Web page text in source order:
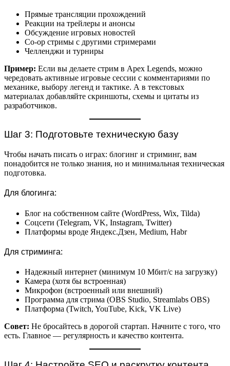
Прямые трансляции прохождений
Реакции на трейлеры и анонсы
Обсуждение игровых новостей
Co-op стримы с другими стримерами
Челленджи и турниры
Пример: Если вы делаете стрим в Apex Legends, можно
чередовать активные игровые сессии с комментариями по
механике, выбору легенд и тактике. А в текстовых
материалах добавляйте скриншоты, схемы и цитаты из
разработчиков.
Шаг 3: Подготовьте техническую базу
Чтобы начать писать о играх: блогинг и стриминг, вам
понадобится не только знания, но и минимальная техническая
подготовка.
Для блогинга:
Блог на собственном сайте (WordPress, Wix, Tilda)
Соцсети (Telegram, VK, Instagram, Twitter)
Платформы вроде Яндекс.Дзен, Medium, Habr
Для стриминга:
Надежный интернет (минимум 10 Мбит/с на загрузку)
Камера (хотя бы встроенная)
Микрофон (встроенный или внешний)
Программа для стрима (OBS Studio, Streamlabs OBS)
Платформа (Twitch, YouTube, Kick, VK Live)
Совет: Не бросайтесь в дорогой стартап. Начните с того, что
есть. Главное — регулярность и качество контента.